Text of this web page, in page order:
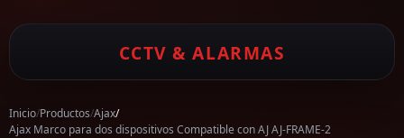
CCTV & ALARMAS
Inicio/Productos/Ajax/
Ajax Marco para dos dispositivos Compatible con AJ AJ-FRAME-2